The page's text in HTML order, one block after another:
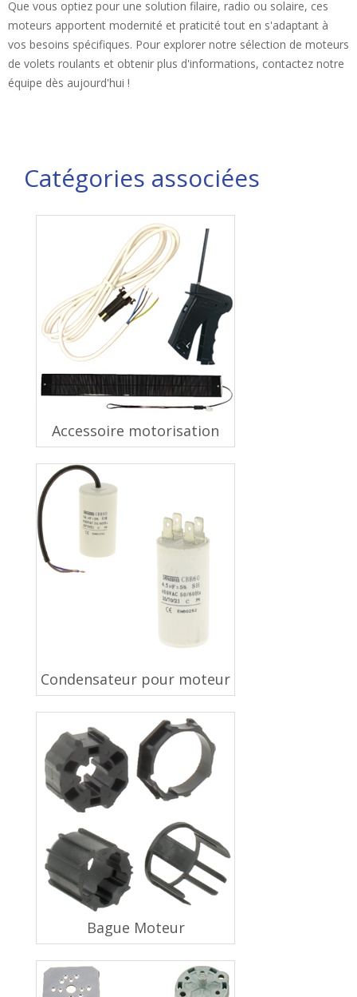
Que vous optiez pour une solution filaire, radio ou solaire, ces
moteurs apportent modernité et praticité tout en s'adaptant à
vos besoins spécifiques. Pour explorer notre sélection de moteurs
de volets roulants et obtenir plus d'informations, contactez notre
équipe dès aujourd'hui !
Catégories associées
Accessoire motorisation
Condensateur pour moteur
Bague Moteur